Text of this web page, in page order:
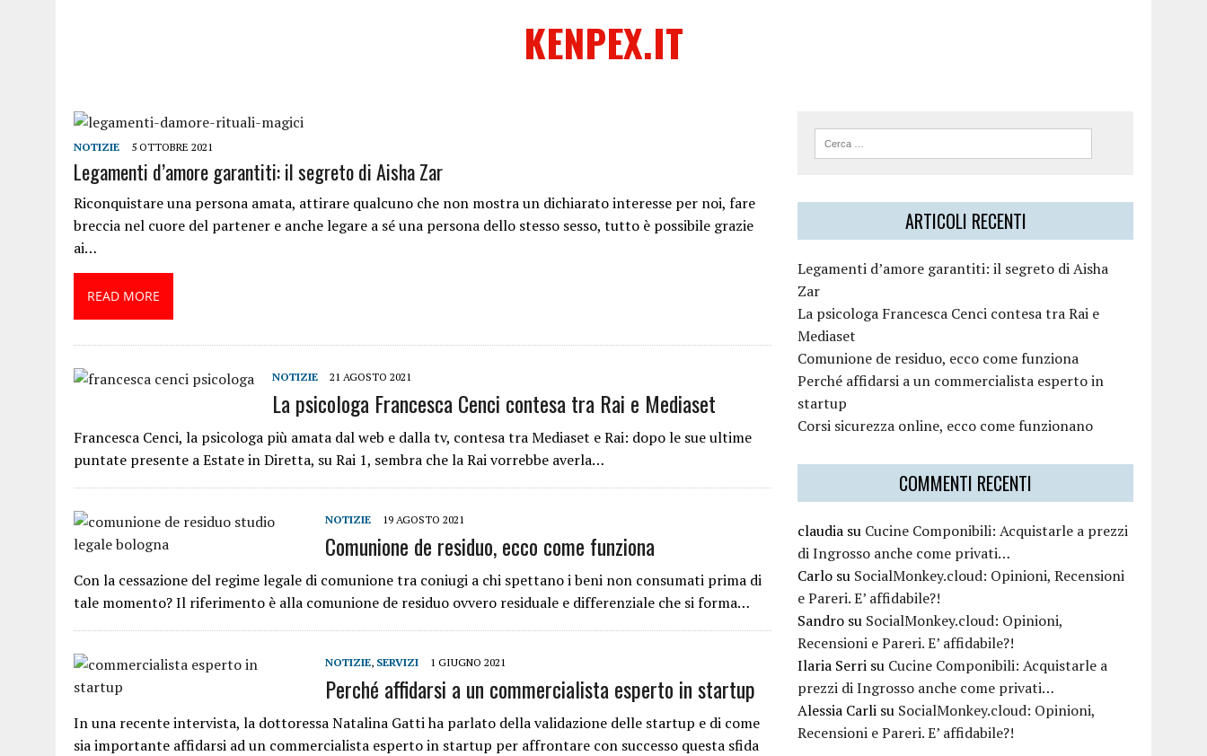
KENPEX.IT
NOTIZIE 5 OTTOBRE 2021
Legamenti d’amore garantiti: il segreto di Aisha Zar
Riconquistare una persona amata, attirare qualcuno che non mostra un dichiarato interesse per noi, fare
breccia nel cuore del partener e anche legare a sé una persona dello stesso sesso, tutto è possibile grazie
ai…
READ MORE
NOTIZIE 21 AGOSTO 2021
La psicologa Francesca Cenci contesa tra Rai e Mediaset
Francesca Cenci, la psicologa più amata dal web e dalla tv, contesa tra Mediaset e Rai: dopo le sue ultime
puntate presente a Estate in Diretta, su Rai 1, sembra che la Rai vorrebbe averla…
NOTIZIE 19 AGOSTO 2021
Comunione de residuo, ecco come funziona
Con la cessazione del regime legale di comunione tra coniugi a chi spettano i beni non consumati prima di
tale momento? Il riferimento è alla comunione de residuo ovvero residuale e differenziale che si forma…
NOTIZIE, SERVIZI 1 GIUGNO 2021
Perché affidarsi a un commercialista esperto in startup
In una recente intervista, la dottoressa Natalina Gatti ha parlato della validazione delle startup e di come
sia importante affidarsi ad un commercialista esperto in startup per affrontare con successo questa sfida
ARTICOLI RECENTI
Legamenti d’amore garantiti: il segreto di Aisha
Zar
La psicologa Francesca Cenci contesa tra Rai e
Mediaset
Comunione de residuo, ecco come funziona
Perché affidarsi a un commercialista esperto in
startup
Corsi sicurezza online, ecco come funzionano
COMMENTI RECENTI
claudia su Cucine Componibili: Acquistarle a prezzi
di Ingrosso anche come privati…
Carlo su SocialMonkey.cloud: Opinioni, Recensioni
e Pareri. E’ affidabile?!
Sandro su SocialMonkey.cloud: Opinioni,
Recensioni e Pareri. E’ affidabile?!
Ilaria Serri su Cucine Componibili: Acquistarle a
prezzi di Ingrosso anche come privati…
Alessia Carli su SocialMonkey.cloud: Opinioni,
Recensioni e Pareri. E’ affidabile?!